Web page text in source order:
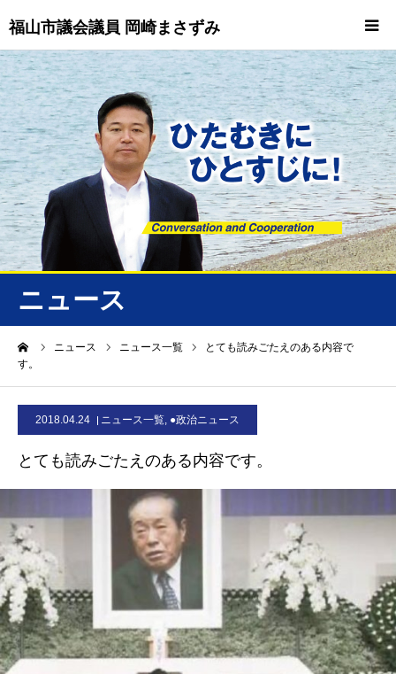
福山市議会議員 岡崎まさずみ
ニュース
ニュース ニュース一覧
とても読みごたえのある内容で
す。
2018.04.24 ニュース一覧, ●政治ニュース
とても読みごたえのある内容です。
HOME
重要情報
プロフィール
ニュース/トピックス
ニュース
お問合せ